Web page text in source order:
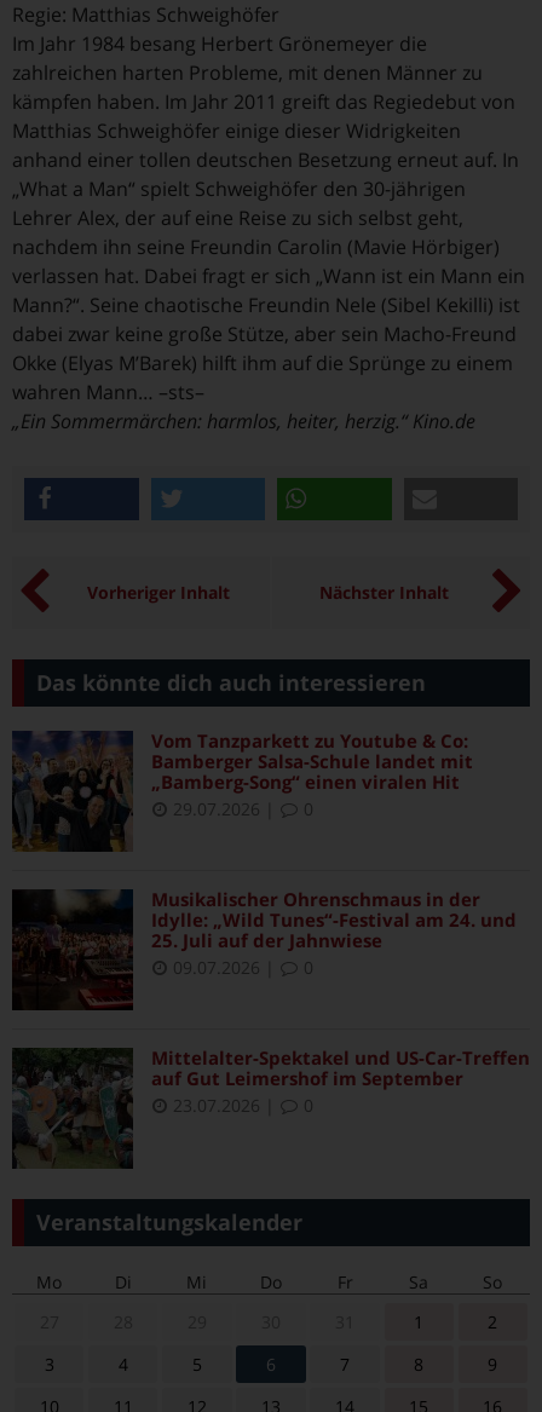
Regie: Matthias Schweighöfer
Im Jahr 1984 besang Herbert Grönemeyer die
zahlreichen harten Probleme, mit denen Männer zu
kämpfen haben. Im Jahr 2011 greift das Regiedebut von
Matthias Schweighöfer einige dieser Widrigkeiten
anhand einer tollen deutschen Besetzung erneut auf. In
„What a Man“ spielt Schweighöfer den 30-jährigen
Lehrer Alex, der auf eine Reise zu sich selbst geht,
nachdem ihn seine Freundin Carolin (Mavie Hörbiger)
verlassen hat. Dabei fragt er sich „Wann ist ein Mann ein
Mann?“. Seine chaotische Freundin Nele (Sibel Kekilli) ist
dabei zwar keine große Stütze, aber sein Macho-Freund
Okke (Elyas M’Barek) hilft ihm auf die Sprünge zu einem
wahren Mann… –sts–
„Ein Sommermärchen: harmlos, heiter, herzig.“ Kino.de
Vorheriger Inhalt Nächster Inhalt
Das könnte dich auch interessieren
Vom Tanzparkett zu Youtube & Co:
Bamberger Salsa-Schule landet mit
„Bamberg-Song“ einen viralen Hit
29.07.2026 0
Musikalischer Ohrenschmaus in der
Idylle: „Wild Tunes“-Festival am 24. und
25. Juli auf der Jahnwiese
09.07.2026 0
Mittelalter-Spektakel und US-Car-Treffen
auf Gut Leimershof im September
23.07.2026 0
Veranstaltungskalender
Mo Di Mi Do Fr Sa
So
1
2
3
4 5 6 7 8
9
10
11 12 13 14 15 16